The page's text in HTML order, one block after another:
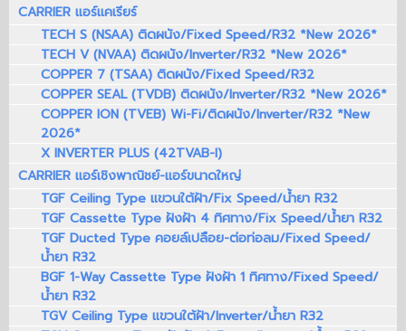
CARRIER แอร์แคเรียร์
TECH S (NSAA) ติดผนัง/Fixed Speed/R32 *New 2026*
TECH V (NVAA) ติดผนัง/Inverter/R32 *New 2026*
COPPER 7 (TSAA) ติดผนัง/Fixed Speed/R32
COPPER SEAL (TVDB) ติดผนัง/Inverter/R32 *New 2026*
COPPER ION (TVEB) Wi-Fi/ติดผนัง/Inverter/R32 *New
2026*
X INVERTER PLUS (42TVAB-I)
CARRIER แอร์เชิงพาณิชย์-แอร์ขนาดใหญ่
TGF Ceiling Type แขวนใต้ฝ้า/Fix Speed/น้ำยา R32
TGF Cassette Type ฝังฝ้า 4 ทิศทาง/Fix Speed/น้ำยา R32
TGF Ducted Type คอยล์เปลือย-ต่อท่อลม/Fixed Speed/
น้ำยา R32
BGF 1-Way Cassette Type ฝังฝ้า 1 ทิศทาง/Fixed Speed/
น้ำยา R32
TGV Ceiling Type แขวนใต้ฝ้า/Inverter/น้ำยา R32